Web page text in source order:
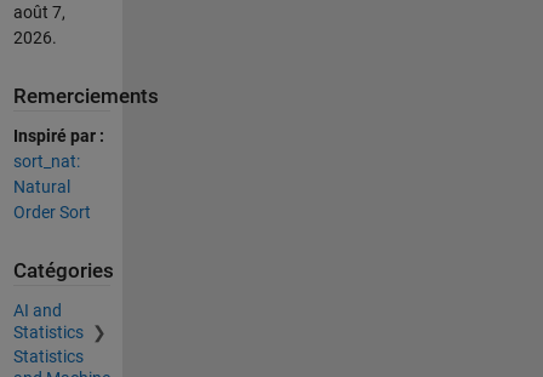
août 7,
2026.
Remerciements
Inspiré par :
sort_nat:
Natural
Order Sort
Catégories
AI and
Statistics
Statistics